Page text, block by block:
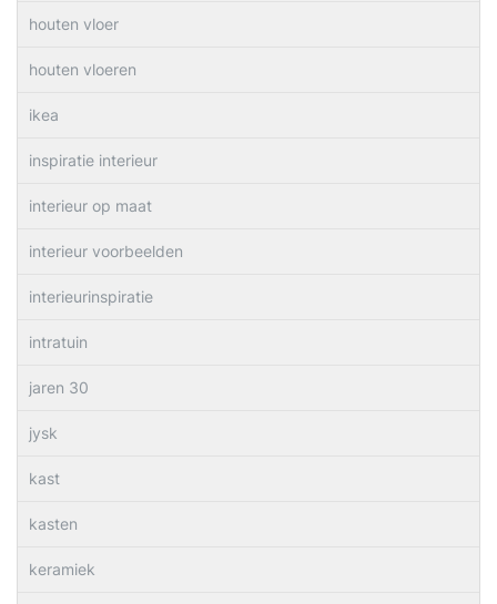
houten vloer
houten vloeren
ikea
inspiratie interieur
interieur op maat
interieur voorbeelden
interieurinspiratie
intratuin
jaren 30
jysk
kast
kasten
keramiek